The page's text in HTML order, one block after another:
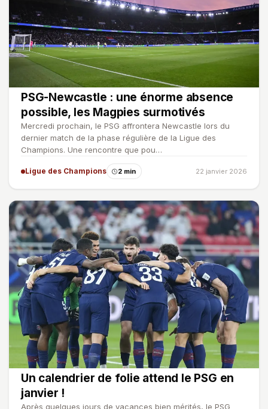
PSG-Newcastle : une énorme absence
possible, les Magpies surmotivés
Mercredi prochain, le PSG affrontera Newcastle lors du
dernier match de la phase régulière de la Ligue des
Champions. Une rencontre que pou…
Ligue des Champions 2 min 22 janvier 2026
Un calendrier de folie attend le PSG en
janvier !
Après quelques jours de vacances bien mérités, le PSG